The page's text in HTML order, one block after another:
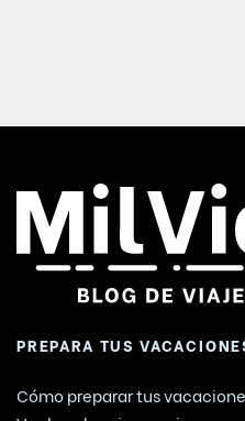
PREPARA TUS
Cómo preparar tus